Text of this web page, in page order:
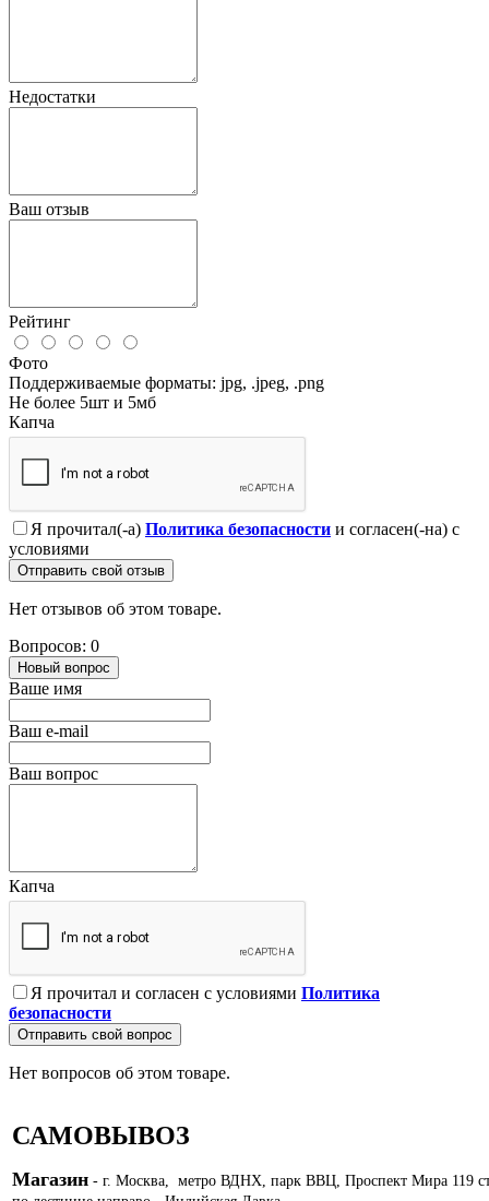
Недостатки
Ваш отзыв
Рейтинг
Фото
Поддерживаемые форматы: jpg, .jpeg, .png
Не более 5шт и 5мб
Капча
Я прочитал(-а) Политика безопасности и согласен(-на) с
условиями
Отправить свой отзыв
Нет отзывов об этом товаре.
Вопросов: 0
Новый вопрос
Ваше имя
Ваш e-mail
Ваш вопрос
Капча
Я прочитал и согласен с условиями Политика
безопасности
Отправить свой вопрос
Нет вопросов об этом товаре.
САМОВЫВОЗ
Магазин - г. Москва, метро ВДНХ, парк ВВЦ, Проспект Мира 119